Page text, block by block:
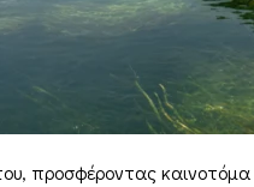
προσφέροντας